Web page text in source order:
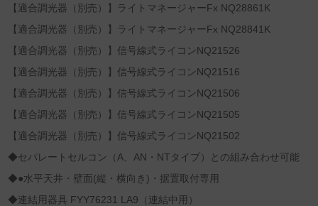
【適合調光器（別売）】ライトマネージャーFx NQ28861K
【適合調光器（別売）】ライトマネージャーFx NQ28841K
【適合調光器（別売）】信号線式ライコンNQ21526
【適合調光器（別売）】信号線式ライコンNQ21516
【適合調光器（別売）】信号線式ライコンNQ21506
【適合調光器（別売）】信号線式ライコンNQ21505
【適合調光器（別売）】信号線式ライコンNQ21502
◆セパレートセルコン（A、AN・NTタイプ）との組み合わせ可能
◆●水平天井・壁面(縦・横向き)・据置取付専用
◆連結用器具 FYY76231 LA9（連結中用）